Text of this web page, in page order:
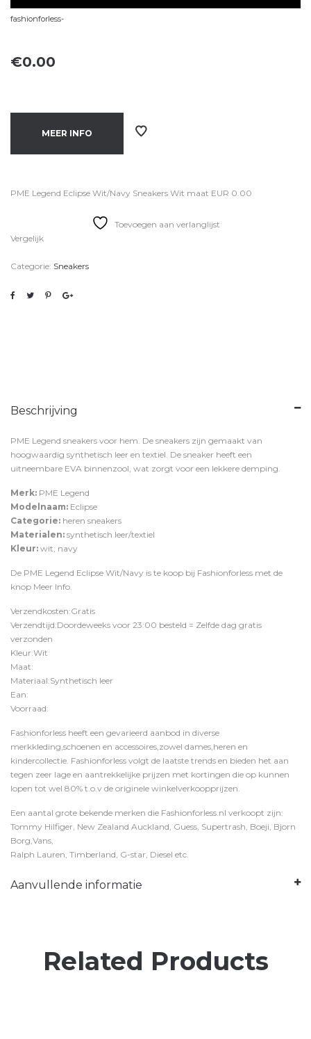
fashionforless-
€0.00
MEER INFO
PME Legend Eclipse Wit/Navy Sneakers Wit maat EUR 0.00
Toevoegen aan verlanglijst
Vergelijk
Categorie: Sneakers
Beschrijving
PME Legend sneakers voor hem. De sneakers zijn gemaakt van
hoogwaardig synthetisch leer en textiel. De sneaker heeft een
uitneembare EVA binnenzool, wat zorgt voor een lekkere demping.
Merk: PME Legend
Modelnaam: Eclipse
Categorie: heren sneakers
Materialen: synthetisch leer/textiel
Kleur: wit, navy
De PME Legend Eclipse Wit/Navy is te koop bij Fashionforless met de
knop Meer Info
Verzendkosten:Gratis
Verzendtijd:Doordeweeks voor 23:00 besteld = Zelfde dag gratis
verzonden
Kleur:Wit
Maat:
Materiaal:Synthetisch leer
Ean:
Voorraad:
Fashionforless heeft een gevarieerd aanbod in diverse
merkkleding,schoenen en accessoires,zowel dames,heren en
kindercollectie. Fashionforless volgt de laatste trends en bieden het aan
tegen zeer lage en aantrekkelijke prijzen met kortingen die op kunnen
lopen tot wel 80% t.o.v de originele winkelverkoopprijzen.
Een aantal grote bekende merken die Fashionforless.nl verkoopt zijn:
Tommy Hilfiger, New Zealand Auckland, Guess, Supertrash, Boeji, Bjorn
Borg,Vans,
Ralph Lauren, Timberland, G-star, Diesel etc.
Aanvullende informatie
Related Products